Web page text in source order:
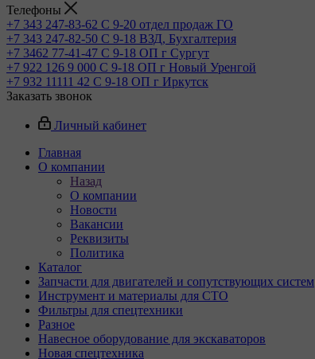
Телефоны
+7 343 247-83-62 С 9-20 отдел продаж ГО
+7 343 247-82-50 С 9-18 ВЗД, Бухгалтерия
+7 3462 77-41-47 С 9-18 ОП г Сургут
+7 922 126 9 000 С 9-18 ОП г Новый Уренгой
+7 932 11111 42 С 9-18 ОП г Иркутск
Заказать звонок
Личный кабинет
Главная
О компании
Назад
О компании
Новости
Вакансии
Реквизиты
Политика
Каталог
Запчасти для двигателей и сопутствующих систем
Инструмент и материалы для СТО
Фильтры для спецтехники
Разное
Навесное оборудование для экскаваторов
Новая спецтехника